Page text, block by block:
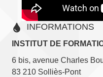
INFORMATIONS
INSTITUT DE
6 bis, avenue Charles
83 210 Solliès-Pont